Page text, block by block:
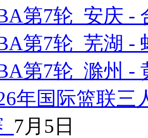
第7轮 安庆 -
第7轮 芜湖 -
第7轮 滁州 -
年国际篮联三
7月5日